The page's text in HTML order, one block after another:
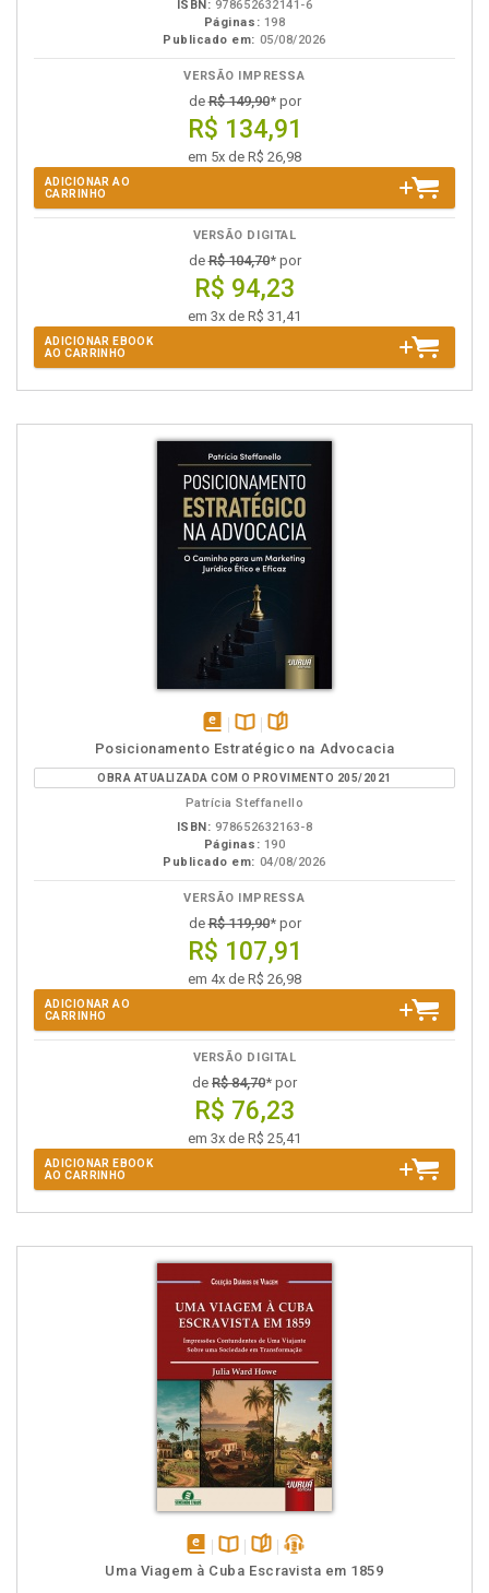
ISBN: 978652632141-6
Páginas: 198
Publicado em: 05/08/2026
VERSÃO IMPRESSA
deR$ 149,90* por
R$ 134,91
em 5x de R$ 26,98
ADICIONAR AO
CARRINHO
VERSÃO DIGITAL
deR$ 104,70* por
R$ 94,23
em 3x de R$ 31,41
ADICIONAR EBOOK
AO CARRINHO
disponível
em
eBook
Disponível
na
B.V.
páginas
Posicionamento Estratégico na Advocacia
OBRA ATUALIZADA COM O PROVIMENTO 205/2021
Patrícia Steffanello
ISBN: 978652632163-8
Páginas: 190
Publicado em: 04/08/2026
VERSÃO IMPRESSA
deR$ 119,90* por
R$ 107,91
em 4x de R$ 26,98
ADICIONAR AO
CARRINHO
VERSÃO DIGITAL
de R$ 84,70* por
R$ 76,23
em 3x de R$ 25,41
ADICIONAR EBOOK
AO CARRINHO
disponívelDisponível
páginaspodcast
Uma Viagem à Cuba Escravista em 1859